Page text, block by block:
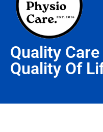
Quality
Quality Of